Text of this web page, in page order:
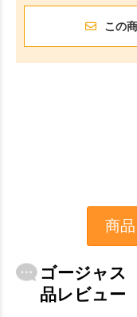
この
商
ゴージャス
品レビュー